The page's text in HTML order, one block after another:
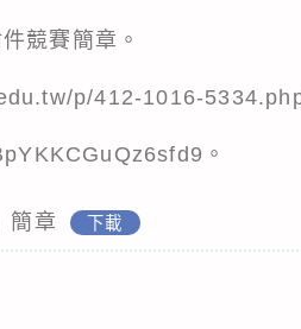
競賽簡章。
p/412-1016-
。
簡章 下載